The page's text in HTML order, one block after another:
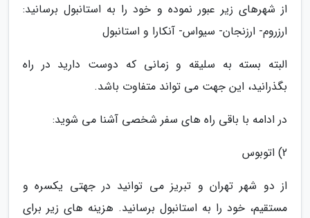
از شهرهای زیر عبور نموده و خود را به استانبول برسانید:
ارزروم- ارزنجان- سیواس- آنکارا و استانبول
البته بسته به سلیقه و زمانی که دوست دارید در راه
بگذرانید، این جهت می تواند متفاوت باشد.
در ادامه با باقی راه های سفر شخصی آشنا می شوید:
2) اتوبوس
از دو شهر تهران و تبریز می توانید در جهتی یکسره و
مستقیم، خود را به استانبول برسانید. هزینه های زیر برای